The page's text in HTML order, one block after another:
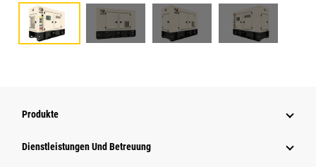
Produkte
Dienstleistungen Und Betreuung